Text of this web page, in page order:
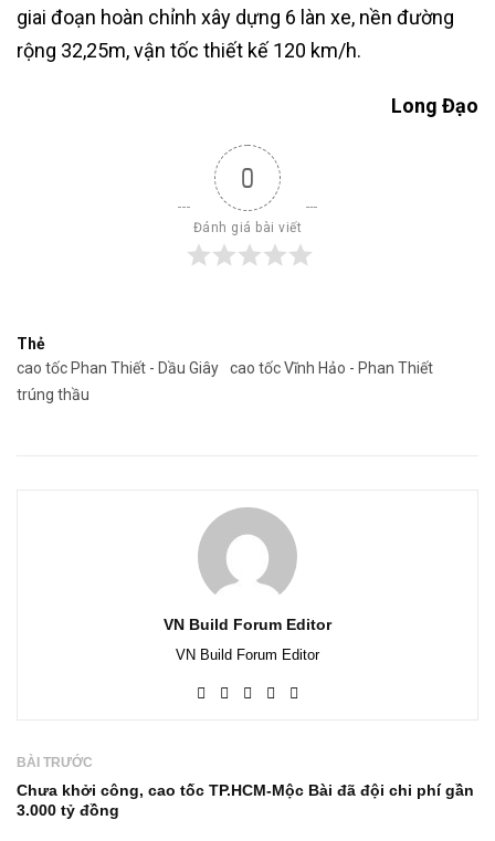
giai đoạn hoàn chỉnh xây dựng 6 làn xe, nền đường
rộng 32,25m, vận tốc thiết kế 120 km/h.
Long Đạo
0
Đánh giá bài viết
Thẻ
cao tốc Phan Thiết - Dầu Giây
cao tốc Vĩnh Hảo - Phan Thiết
trúng thầu
VN Build Forum Editor
VN Build Forum Editor
BÀI TRƯỚC
Chưa khởi công, cao tốc TP.HCM-Mộc Bài đã đội chi phí gần
3.000 tỷ đồng